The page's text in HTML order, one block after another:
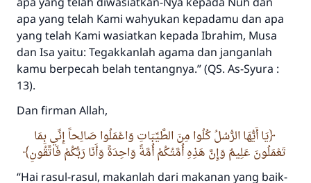
apa yang telah Kami wahyukan kepadamu dan apa
yang telah Kami wasiatkan kepada Ibrahim, Musa
dan Isa yaitu: Tegakkanlah agama dan janganlah
kamu berpecah belah tentangnya.”(QS. As-Syura :
13).
Dan firman Allah,
يَا أَيُّهَا الرُّسُلُ كُلُوا مِنَ الطَّيِّبَاتِ وَاعْمَلُوا صَالِحاً إِنِّي بِمَا
تَعْمَلُونَ عَلِيمٌ وَإِنَّ هَذِهِ أُمَّتُكُمْ أُمَّةً وَاحِدَةً وَأَنَا رَبُّكُمْ فَاتَّقُونِ
“Hai rasul-rasul, makanlah dari makanan yang baik-